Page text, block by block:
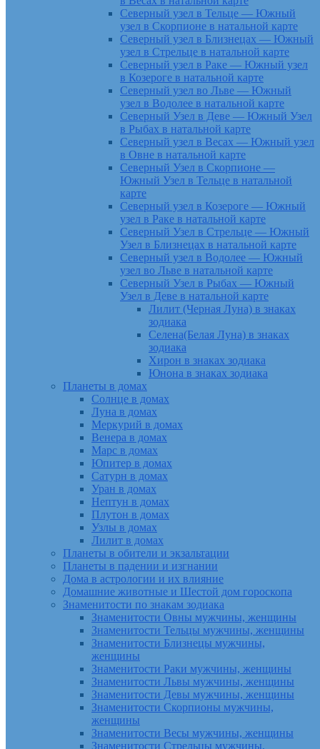
Северный узел в Тельце — Южный
узел в Скорпионе в натальной карте
Северный узел в Близнецах — Южный
узел в Стрельце в натальной карте
Северный узел в Раке — Южный узел
в Козероге в натальной карте
Северный узел во Льве — Южный
узел в Водолее в натальной карте
Северный Узел в Деве — Южный Узел
в Рыбах в натальной карте
Северный узел в Весах — Южный узел
в Овне в натальной карте
Северный Узел в Скорпионе —
Южный Узел в Тельце в натальной
карте
Северный узел в Козероге — Южный
узел в Раке в натальной карте
Северный Узел в Стрельце — Южный
Узел в Близнецах в натальной карте
Северный узел в Водолее — Южный
узел во Льве в натальной карте
Северный Узел в Рыбах — Южный
Узел в Деве в натальной карте
Лилит (Черная Луна) в знаках
зодиака
Селена(Белая Луна) в знаках
зодиака
Хирон в знаках зодиака
Юнона в знаках зодиака
Планеты в домах
Солнце в домах
Луна в домах
Меркурий в домах
Венера в домах
Марс в домах
Юпитер в домах
Сатурн в домах
Уран в домах
Нептун в домах
Плутон в домах
Узлы в домах
Лилит в домах
Планеты в обители и экзальтации
Планеты в падении и изгнании
Дома в астрологии и их влияние
Домашние животные и Шестой дом гороскопа
Знаменитости по знакам зодиака
Знаменитости Овны мужчины, женщины
Знаменитости Тельцы мужчины, женщины
Знаменитости Близнецы мужчины,
женщины
Знаменитости Раки мужчины, женщины
Знаменитости Львы мужчины, женщины
Знаменитости Девы мужчины, женщины
Знаменитости Скорпионы мужчины,
женщины
Знаменитости Весы мужчины, женщины
Знаменитости Стрельцы мужчины,